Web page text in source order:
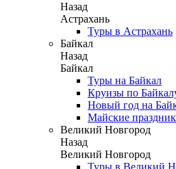
Назад
Астрахань
Туры в Астрахань
Байкал
Назад
Байкал
Туры на Байкал
Круизы по
Новый год на
Майские
Великий Новгород
Назад
Великий Новгород
Туры в Великий